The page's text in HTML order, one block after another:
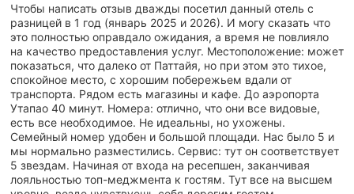
Чтобы написать отзыв дважды посетил данный отель с
разницей в 1 год (январь 2025 и 2026). И могу сказать что
это полностью оправдало ожидания, а время не повлияло
на качество предоставления услуг. Местоположение: может
показаться, что далеко от Паттайя, но при этом это тихое,
спокойное место, с хорошим побережьем вдали от
транспорта. Рядом есть магазины и кафе. До аэропорта
Утапао 40 минут. Номера: отлично, что они все видовые,
есть все необходимое. Не идеальны, но ухожены.
Семейный номер удобен и большой площади. Нас было 5 и
мы нормально разместились. Сервис: тут он соответствует
5 звездам. Начиная от входа на ресепшен, заканчивая
лояльностью топ-меджмента к гостям. Тут все на высшем